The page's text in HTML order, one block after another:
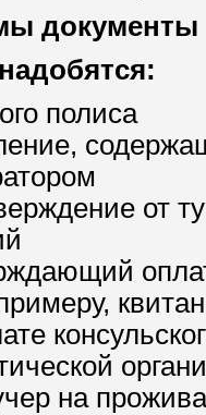
документы
полиса
от
на